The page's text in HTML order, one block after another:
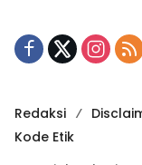
Redaksi
Kode Etik